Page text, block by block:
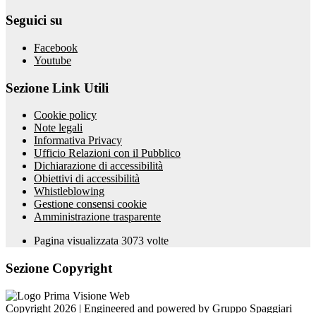
Seguici su
Facebook
Youtube
Sezione Link Utili
Cookie policy
Note legali
Informativa Privacy
Ufficio Relazioni con il Pubblico
Dichiarazione di accessibilità
Obiettivi di accessibilità
Whistleblowing
Gestione consensi cookie
Amministrazione trasparente
Pagina visualizzata 3073 volte
Sezione Copyright
Copyright 2026 | Engineered and powered by Gruppo Spaggiari